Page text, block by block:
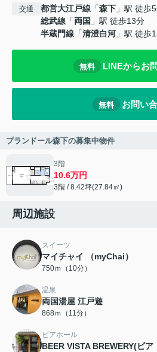
交通 都営大江戸線 「森下 」駅 徒歩
総武線 「両国 」駅 徒歩13分
半蔵門線 「清澄白河 」駅 徒歩
無料 LINEからお
無料 お問い
プランドール森下の募集中物件
3階
10.6万円
3階 / 8.42坪(27.84㎡)
周辺施設
スイーツ
マイチャイ （myChai）
750ｍ（10分）
温泉
両国湯屋 江戸遊
868ｍ（11分）
ビアホール
BEER VISTA BREWERY(ビ